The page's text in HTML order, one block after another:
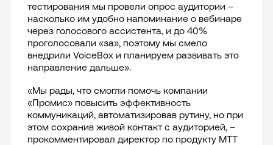
тестирования мы провели опрос аудитории –
насколько им удобно напоминание о вебинаре
через голосового ассистента, и до 40%
проголосовали «за», поэтому мы смело
внедрили VoiceBox и планируем развивать это
направление дальше».
«Мы рады, что смогли помочь компании
«Промис» повысить эффективность
коммуникаций, автоматизировав рутину, но при
этом сохранив живой контакт с аудиторией, –
прокомментировал директор по продукту МТТ